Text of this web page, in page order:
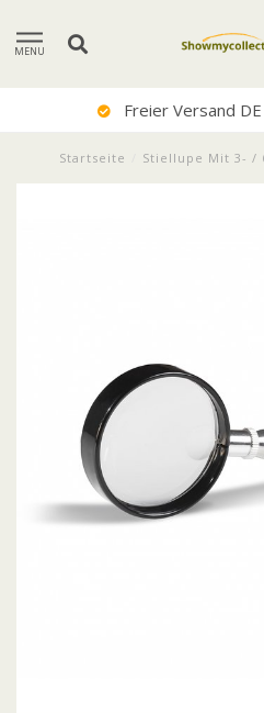
MENU
Freier Versand
Startseite Stiellupe Mit 3- /